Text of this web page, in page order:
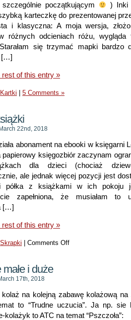
szczególnie początkującym
) Inki
karteczkę do prezentowanej
i klasyczna: A moja wersja,
różnych odcieniach różu, wygląda
się trzymać mapki bardzo
[…]
rest of this entry »
Kartki 5 Comments »
22nd, 2018
abonament na ebooki w księgarni
papierowy księgozbiór zaczynam
dla dzieci (chociaż
ale jednak więcej pozycji jest
półka z książkami w ich pokoju
zapełniona, że musiałam to
[…]
rest of this entry »
Skrapki Comments Offon
i duże
17th, 2018
na kolejną zabawę kolażową na
to “Trudne uczucia”. Ja np.
kolażyk to ATC na temat “Pszczoła”: